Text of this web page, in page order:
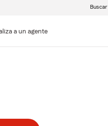
a un agente
Buscar